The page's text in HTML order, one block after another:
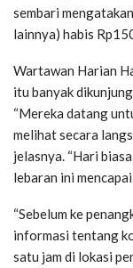
sembari
lainnya) habis
Wartawan Harian
itu banyak
“Mereka datang
melihat secara
jelasnya. “Hari
lebaran ini
“Sebelum ke
informasi tentang
satu jam di lokasi